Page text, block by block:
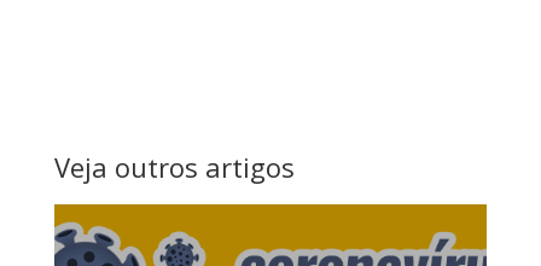
Veja outros artigos